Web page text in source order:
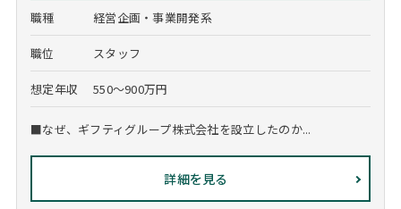
職種 経営企画・事業開発系
職位 スタッフ
想定年収 550～900万円
■なぜ、ギフティグループ株式会社を設立したのか...
詳細を見る